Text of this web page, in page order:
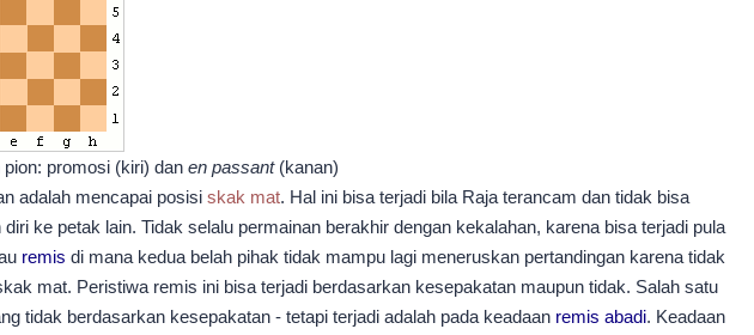
promosi (kiri) dan en passant(kanan)
adalah mencapai posisi skak mat. Hal ini bisa terjadi bila Raja terancam dan tidak bisa
ke petak lain. Tidak selalu permainan berakhir dengan kekalahan, karena bisa terjadi pula
remis di mana kedua belah pihak tidak mampu lagi meneruskan pertandingan karena tidak
mat. Peristiwa remis ini bisa terjadi berdasarkan kesepakatan maupun tidak. Salah satu
tidak berdasarkan kesepakatan - tetapi terjadi adalah pada keadaan remis abadi. Keadaan